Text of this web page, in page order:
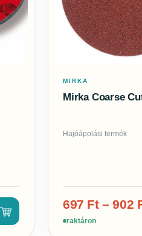
MIRKA
Mirka Coarse
Hajóápolási termék
697 Ft–902
raktáron